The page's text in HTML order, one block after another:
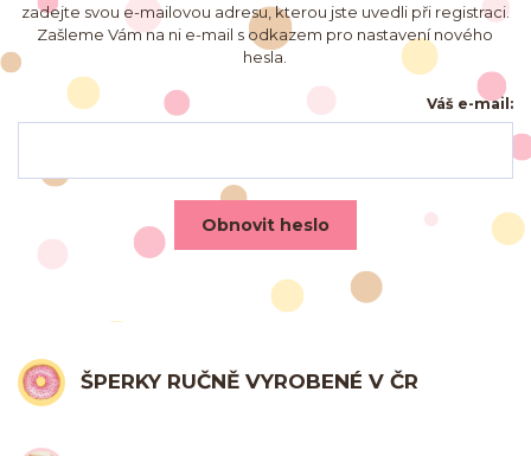
zadejte svou e-mailovou adresu, kterou jste uvedli při registraci.
Zašleme Vám na ni e-mail s odkazem pro nastavení nového
hesla.
Váš e-mail:
Obnovit heslo
ŠPERKY RUČNĚ VYROBENÉ V ČR